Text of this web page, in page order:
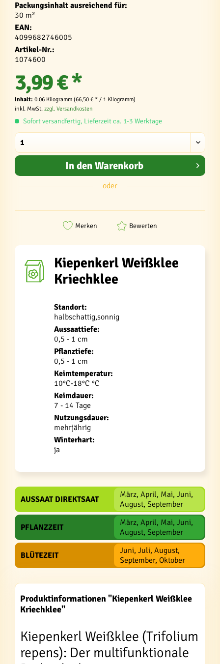
Packungsinhalt ausreichend für:
30 m²
EAN:
4099682746005
Artikel-Nr.:
1074600
3,99 € *
Inhalt: 0.06 Kilogramm (66,50 € * / 1 Kilogramm)
inkl. MwSt. zzgl. Versandkosten
Sofort versandfertig, Lieferzeit ca. 1-3 Werktage
In den Warenkorb
oder
Merken Bewerten
Kiepenkerl Weißklee
Kriechklee
Standort:
halbschattig,sonnig
Aussaattiefe:
0,5 - 1 cm
Pflanztiefe:
0,5 - 1 cm
Keimtemperatur:
10°C-18°C °C
Keimdauer:
7 - 14 Tage
Nutzungsdauer:
mehrjährig
Winterhart:
ja
AUSSAAT DIREKTSAAT
März, April, Mai, Juni,
August, September
PFLANZZEIT
März, April, Mai, Juni,
August, September
BLÜTEZEIT
Juni, Juli, August,
September, Oktober
Produktinformationen "Kiepenkerl Weißklee
Kriechklee"
Kiepenkerl Weißklee (Trifolium
repens): Der multifunktionale